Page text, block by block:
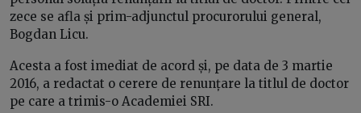
zece se afla și prim-adjunctul procurorului general,
Bogdan Licu.
Acesta a fost imediat de acord și, pe data de 3 martie
2016, a redactat o cerere de renunțare la titlul de doctor
pe care a trimis-o Academiei SRI.